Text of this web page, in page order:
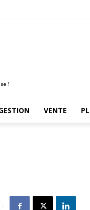
!
VENTE